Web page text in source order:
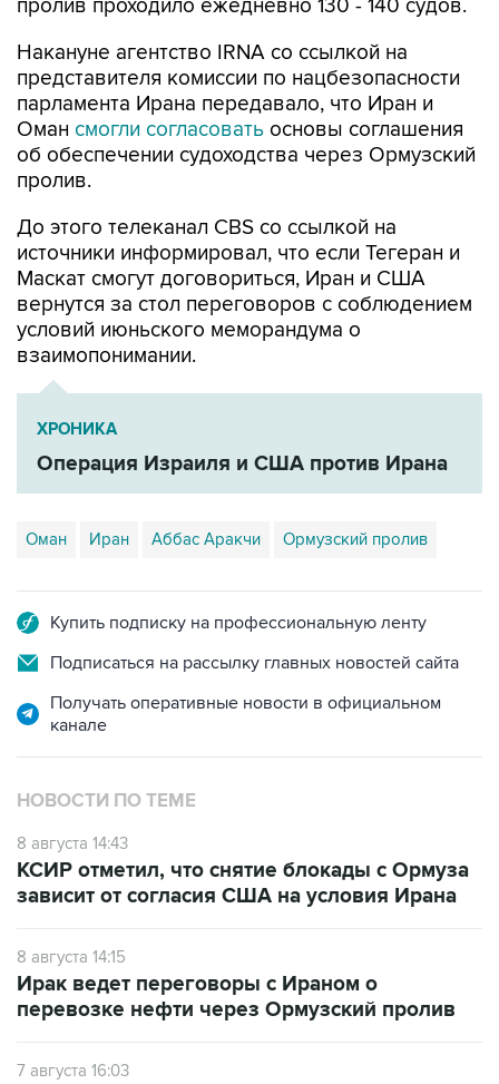
пролив проходило ежедневно 130 - 140 судов.
Накануне агентство IRNA со ссылкой на
представителя комиссии по нацбезопасности
парламента Ирана передавало, что Иран и
Оман смогли согласовать основы соглашения
об обеспечении судоходства через Ормузский
пролив.
До этого телеканал CBS со ссылкой на
источники информировал, что если Тегеран и
Маскат смогут договориться, Иран и США
вернутся за стол переговоров с соблюдением
условий июньского меморандума о
взаимопонимании.
ХРОНИКА
Операция Израиля и США против Ирана
Оман Иран Аббас Аракчи Ормузский пролив
Купить подписку на профессиональную ленту
Подписаться на рассылку главных новостей сайта
Получать оперативные новости в официальном
канале
НОВОСТИ ПО ТЕМЕ
8 августа 14:43
КСИР отметил, что снятие блокады с Ормуза
зависит от согласия США на условия Ирана
8 августа 14:15
Ирак ведет переговоры с Ираном о
перевозке нефти через Ормузский пролив
7 августа 16:03